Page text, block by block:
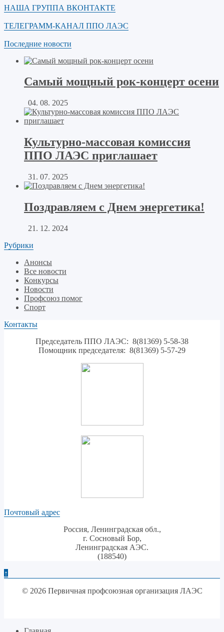
НАША ГРУППА ВКОНТАКТЕ
ТЕЛЕГРАММ-КАНАЛ ППО ЛАЭС
Последние новости
Самый мощный рок-концерт осени
04. 08. 2025
Культурно-массовая комиссия
ППО ЛАЭС приглашает
31. 07. 2025
Поздравляем с Днем энергетика!
21. 12. 2024
Рубрики
Анонсы
Все новости
Конкурсы
Новости
Профсоюз помог
Спорт
Контакты
Председатель ППО ЛАЭС: 8(81369) 5-58-38
Помощник председателя: 8(81369) 5-57-29
Почтовый адрес
Россия, Ленинградская обл.,
г. Сосновый Бор,
Ленинградская АЭС.
(188540)
↑
© 2026 Первичная профсоюзная организация ЛАЭС